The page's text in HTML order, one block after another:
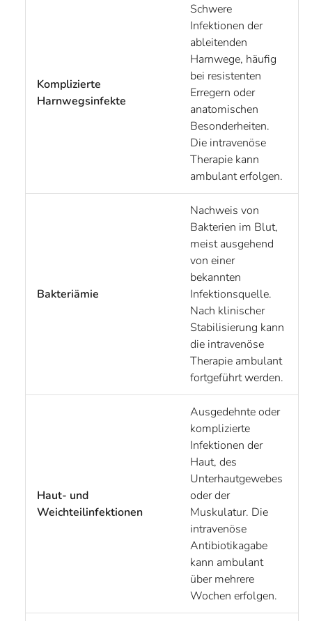
Komplizierte
Harnwegsinfekte
Schwere
Infektionen der
ableitenden
Harnwege, häufig
bei resistenten
Erregern oder
anatomischen
Besonderheiten.
Die intravenöse
Therapie kann
ambulant erfolgen.
Bakteriämie
Nachweis von
Bakterien im Blut,
meist ausgehend
von einer
bekannten
Infektionsquelle.
Nach klinischer
Stabilisierung kann
die intravenöse
Therapie ambulant
fortgeführt werden.
Haut- und
Weichteilinfektionen
Ausgedehnte oder
komplizierte
Infektionen der
Haut, des
Unterhautgewebes
oder der
Muskulatur. Die
intravenöse
Antibiotikagabe
kann ambulant
über mehrere
Wochen erfolgen.